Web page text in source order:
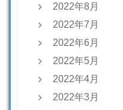
2022年8月
2022年7月
2022年6月
2022年5月
2022年4月
2022年3月